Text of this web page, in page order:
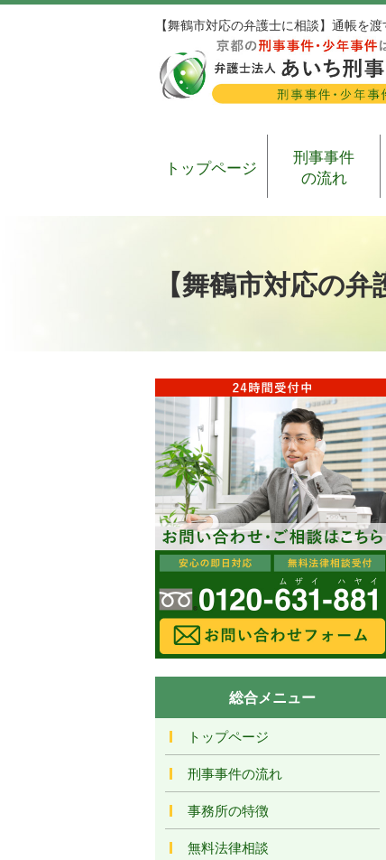
【舞鶴市対応の弁護士に相談】通帳を
トップページ
刑事事件
の流れ
【舞鶴市対応の
総合メニュー
トップページ
刑事事件の流れ
事務所の特徴
無料法律相談